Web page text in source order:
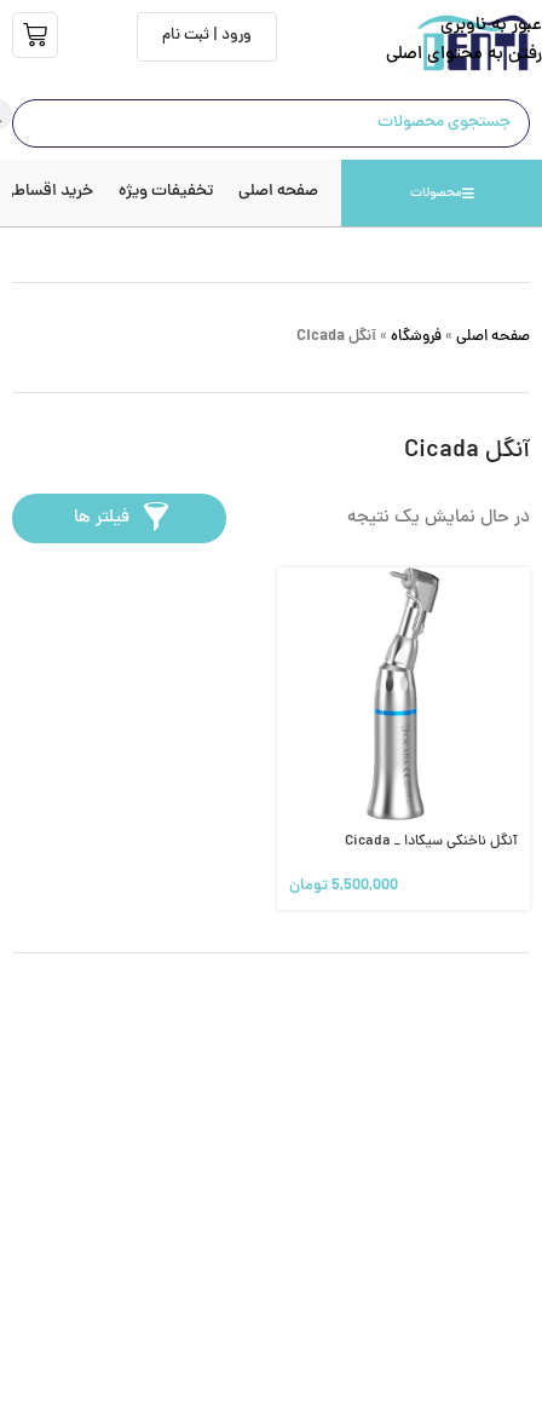
عبور به ناوبری
رفتن به محتوای اصلی
ورود | ثبت نام
محصولات صفحه اصلی تخفیفات ویژه خرید اقساطی
صفحه اصلی » فروشگاه » آنگل Cicada
آنگل Cicada
در حال نمایش یک نتیجه فیلتر ها
آنگل ناخنکی سیکادا _ Cicada
5,500,000تومان